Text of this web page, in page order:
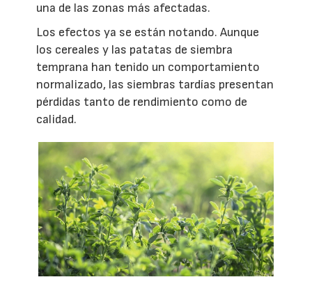
una de las zonas más afectadas.
Los efectos ya se están notando. Aunque
los cereales y las patatas de siembra
temprana han tenido un comportamiento
normalizado, las siembras tardías presentan
pérdidas tanto de rendimiento como de
calidad.